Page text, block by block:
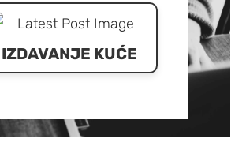
IZDAVANJE KUĆE